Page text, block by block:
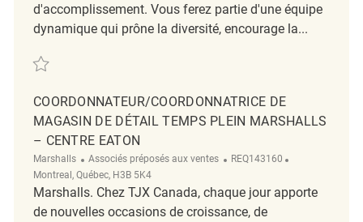
d'accomplissement. Vous ferez partie d'une équipe
dynamique qui prône la diversité, encourage la...
Sauvegarder Coordonnateur/Coordonatrice De Magasin De Détail
COORDONNATEUR/COORDONNATRICE DE
MAGASIN DE DÉTAIL TEMPS PLEIN MARSHALLS
– CENTRE EATON
Marshalls Catégorie
Associés préposés aux ventes ReqId
REQ143160
Montreal, Québec, H3B 5K4
Marshalls. Chez TJX Canada, chaque jour apporte
de nouvelles occasions de croissance, de